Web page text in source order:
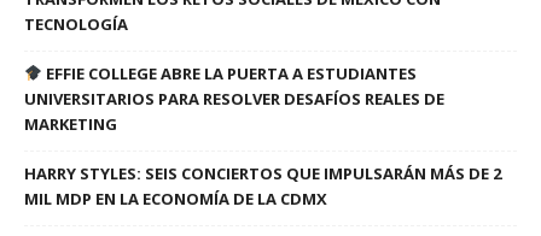
TECNOLOGÍA
EFFIE COLLEGE ABRE LA PUERTA A ESTUDIANTES
UNIVERSITARIOS PARA RESOLVER DESAFÍOS REALES DE
MARKETING
HARRY STYLES: SEIS CONCIERTOS QUE IMPULSARÁN MÁS DE 2
MIL MDP EN LA ECONOMÍA DE LA CDMX